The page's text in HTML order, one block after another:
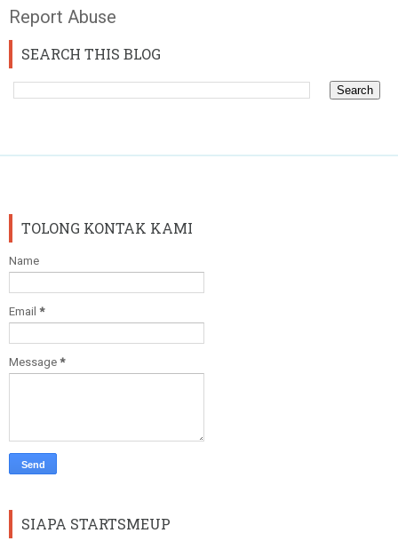
Report Abuse
SEARCH THIS BLOG
TOLONG KONTAK KAMI
Name
Email *
Message *
SIAPA STARTSMEUP